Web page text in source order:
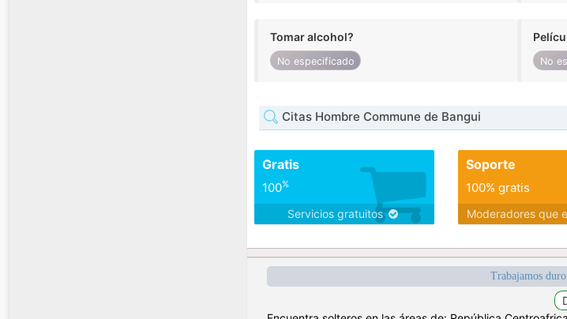
Tomar alcohol?
No especificado No
Citas Hombre Commune de Bangui
Gratis
100%
Servicios gratuitos
Soporte
100% gratis
Moderadores que
Trabajamos